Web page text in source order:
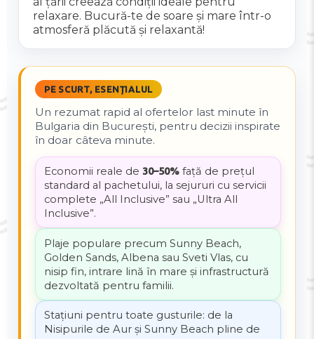
relaxare. Bucură-te de soare și mare într-o
atmosferă plăcută și relaxantă!
PE SCURT, ESENȚIALUL
Un rezumat rapid al ofertelor last minute în
Bulgaria din București, pentru decizii inspirate
în doar câteva minute.
Economii reale de 30–50% față de prețul
standard al pachetului, la sejururi cu servicii
complete „All Inclusive” sau „Ultra All
Inclusive”.
Plaje populare precum Sunny Beach,
Golden Sands, Albena sau Sveti Vlas, cu
nisip fin, intrare lină în mare și infrastructură
dezvoltată pentru familii.
Stațiuni pentru toate gusturile: de la
Nisipurile de Aur și Sunny Beach pline de